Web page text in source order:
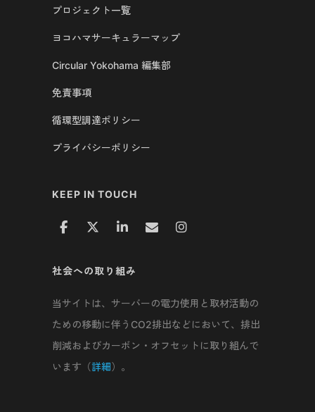
プロジェクト一覧
ヨコハマサーキュラーマップ
Circular Yokohama 編集部
免責事項
循環型調達ポリシー
プライバシーポリシー
KEEP IN TOUCH
社会への取り組み
当サイトは、サーバーの電力使用と取材活動の
ための移動に伴うCO2排出などにおいて、排出
削減およびカーボン・オフセットに取り組んで
います（詳細）。